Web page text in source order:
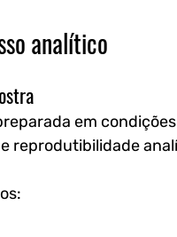
analítico
em
reprodutibilidade